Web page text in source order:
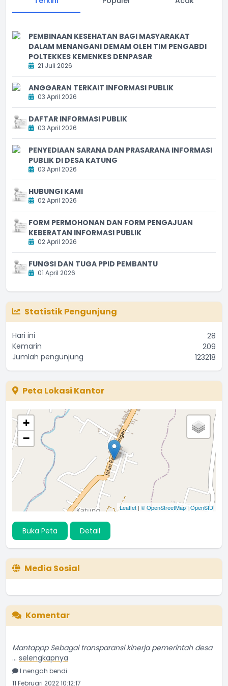
PEMBINAAN KESEHATAN BAGI MASYARAKAT
DALAM MENANGANI DEMAM OLEH TIM PENGABDI
POLTEKKES KEMENKES DENPASAR
21 Juli 2026
ANGGARAN TERKAIT INFORMASI PUBLIK
03 April 2026
DAFTAR INFORMASI PUBLIK
03 April 2026
PENYEDIAAN SARANA DAN PRASARANA INFORMASI
PUBLIK DI DESA KATUNG
03 April 2026
HUBUNGI KAMI
02 April 2026
FORM PERMOHONAN DAN FORM PENGAJUAN
KEBERATAN INFORMASI PUBLIK
02 April 2026
FUNGSI DAN TUGA PPID PEMBANTU
01 April 2026
Statistik Pengunjung
Hari ini
28
Kemarin
209
Jumlah pengunjung
123218
Peta Lokasi Kantor
+
−
Leaflet | © OpenStreetMap | OpenSID
Buka Peta Detail
Media Sosial
Komentar
...selengkapnya
I nengah bendi
11 Februari 2022 10:12:17